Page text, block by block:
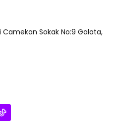
Sokak No:9 Galata,